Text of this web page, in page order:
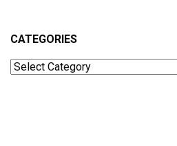
CATEGORIES
Categories